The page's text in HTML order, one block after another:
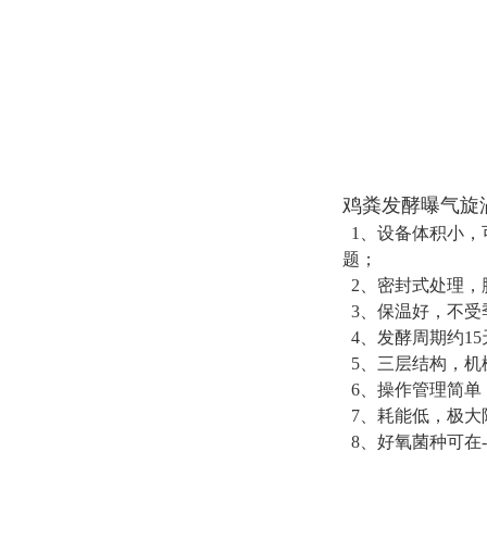
鸡粪发酵曝气旋
1、设备体积小
题；
2、密封式处理，
3、保温好，不
4、发酵周期约
5、三层结构，
6、操作管理简
7、耗能低，极
8、好氧菌种可